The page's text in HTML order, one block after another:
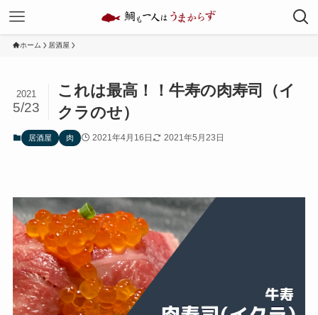
ホーム 居酒屋
これは最高！！牛寿の肉寿司（イ
クラのせ）
2021
5/23
居酒屋 肉 2021年4月16日 2021年5月23日